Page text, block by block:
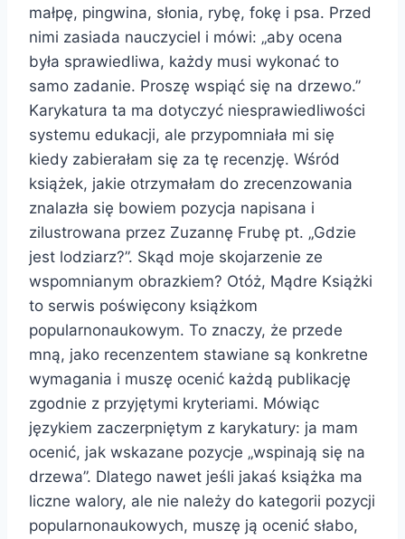
małpę, pingwina, słonia, rybę, fokę i psa. Przed
nimi zasiada nauczyciel i mówi: „aby ocena
była sprawiedliwa, każdy musi wykonać to
samo zadanie. Proszę wspiąć się na drzewo.”
Karykatura ta ma dotyczyć niesprawiedliwości
systemu edukacji, ale przypomniała mi się
kiedy zabierałam się za tę recenzję. Wśród
książek, jakie otrzymałam do zrecenzowania
znalazła się bowiem pozycja napisana i
zilustrowana przez Zuzannę Frubę pt. „Gdzie
jest lodziarz?”. Skąd moje skojarzenie ze
wspomnianym obrazkiem? Otóż, Mądre Książki
to serwis poświęcony książkom
popularnonaukowym. To znaczy, że przede
mną, jako recenzentem stawiane są konkretne
wymagania i muszę ocenić każdą publikację
zgodnie z przyjętymi kryteriami. Mówiąc
językiem zaczerpniętym z karykatury: ja mam
ocenić, jak wskazane pozycje „wspinają się na
drzewa”. Dlatego nawet jeśli jakaś książka ma
liczne walory, ale nie należy do kategorii pozycji
popularnonaukowych, muszę ją ocenić słabo,